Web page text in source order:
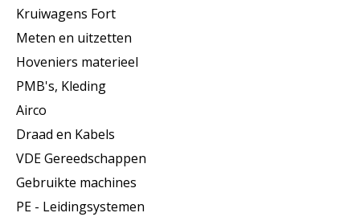
Kruiwagens Fort
Meten en uitzetten
Hoveniers materieel
PMB's, Kleding
Airco
Draad en Kabels
VDE Gereedschappen
Gebruikte machines
PE - Leidingsystemen